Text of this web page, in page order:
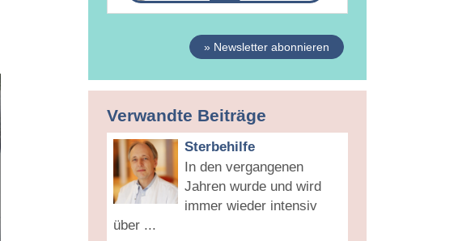
» Newsletter abonnieren
Verwandte Beiträge
Sterbehilfe
In den vergangenen
Jahren wurde und wird
immer wieder intensiv
über ...